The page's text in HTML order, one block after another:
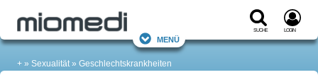
Suche Login
Menü
+ Sexualität Geschlechtskrankheiten